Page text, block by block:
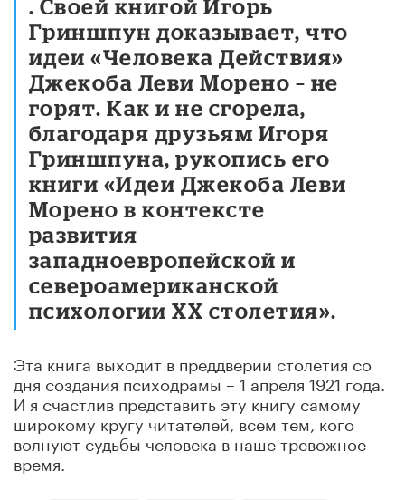
. Своей книгой Игорь
Гриншпун доказывает, что
идеи «Человека Действия»
Джекоба Леви Морено – не
горят. Как и не сгорела,
благодаря друзьям Игоря
Гриншпуна, рукопись его
книги «Идеи Джекоба Леви
Морено в контексте
развития
западноевропейской и
североамериканской
психологии ХХ столетия».
Эта книга выходит в преддверии столетия со
дня создания психодрамы – 1 апреля 1921 года.
И я счастлив представить эту книгу самому
широкому кругу читателей, всем тем, кого
волнуют судьбы человека в наше тревожное
время.